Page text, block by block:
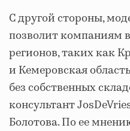
С другой стороны,
позволит компаниям
регионов, таких как
и Кемеровская
без собственных
консультант
Болотова. По ее